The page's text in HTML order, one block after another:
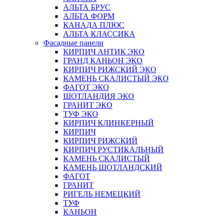
АЛЬТА БРУС
АЛЬТА ФОРМ
КАНАДА ПЛЮС
АЛЬТА КЛАССИКА
Фасадные панели
КИРПИЧ АНТИК ЭКО
ГРАНД КАНЬОН ЭКО
КИРПИЧ РИЖСКИЙ ЭКО
КАМЕНЬ СКАЛИСТЫЙ ЭКО
ФАГОТ ЭКО
ШОТЛАНДИЯ ЭКО
ГРАНИТ ЭКО
ТУФ ЭКО
КИРПИЧ КЛИНКЕРНЫЙ
КИРПИЧ
КИРПИЧ РИЖСКИЙ
КИРПИЧ РУСТИКАЛЬНЫЙ
КАМЕНЬ СКАЛИСТЫЙ
КАМЕНЬ ШОТЛАНДСКИЙ
ФАГОТ
ГРАНИТ
РИГЕЛЬ НЕМЕЦКИЙ
ТУФ
КАНЬОН